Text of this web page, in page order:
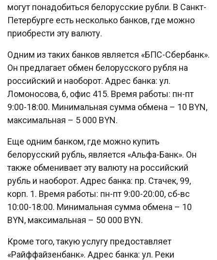
могут понадобиться белорусские рубли. В Санкт-
Петербурге есть несколько банков, где можно
приобрести эту валюту.
Одним из таких банков является «БПС-Сбербанк».
Он предлагает обмен белорусского рубля на
российский и наоборот. Адрес банка: ул.
Ломоносова, 6, офис 415. Время работы: пн-пт
9:00-18:00. Минимальная сумма обмена – 10 BYN,
максимальная – 5 000 BYN.
Еще одним банком, где можно купить
белорусский рубль, является «Альфа-Банк». Он
также обменивает эту валюту на российский
рубль и наоборот. Адрес банка: пр. Стачек, 99,
корп. 1. Время работы: пн-пт 9:00-20:00, сб-вс
10:00-18:00. Минимальная сумма обмена – 10
BYN, максимальная – 50 000 BYN.
Кроме того, такую услугу предоставляет
«Райффайзенбанк». Адрес банка: ул. Реки